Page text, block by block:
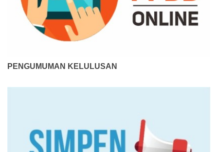
PENGUMUMAN KELULUSAN